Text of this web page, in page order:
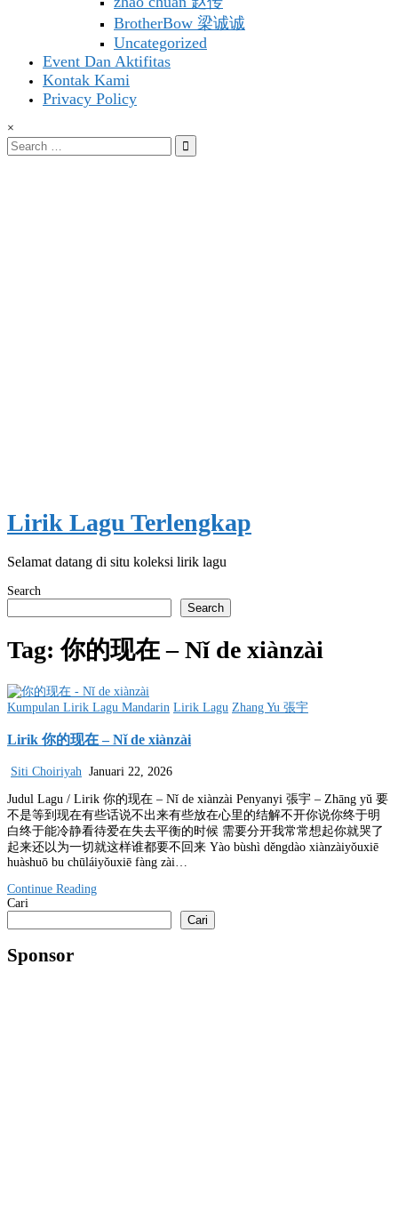
BrotherBow 梁诚诚
Uncategorized
Event Dan Aktifitas
Kontak Kami
Privacy Policy
×
Search
for:
Lirik Lagu Terlengkap
Selamat datang di situ koleksi lirik lagu
Search
Search
Tag:你的现在 – Nǐ de xiànzài
Posted
Kumpulan Lirik Lagu Mandarin Lirik Lagu Zhang Yu 張宇
Lirik 你的现在 – Nǐ de xiànzài
Siti Choiriyah Januari 22, 2026
Judul Lagu / Lirik 你的现在 – Nǐ de xiànzài Penyanyi 張宇 – Zhāng yǔ 要
不是等到现在有些话说不出来有些放在心里的结解不开你说你终于明
白终于能冷静看待爱在失去平衡的时候 需要分开我常常想起你就哭了
起来还以为一切就这样谁都要不回来 Yào bùshì děngdào xiànzàiyǒuxiē
huàshuō bu chūláiyǒuxiē fàng zài…
Continue Reading
Cari
Cari
Sponsor